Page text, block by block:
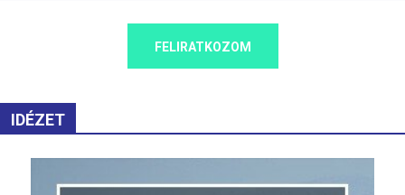
FELIRATKOZOM
IDÉZET